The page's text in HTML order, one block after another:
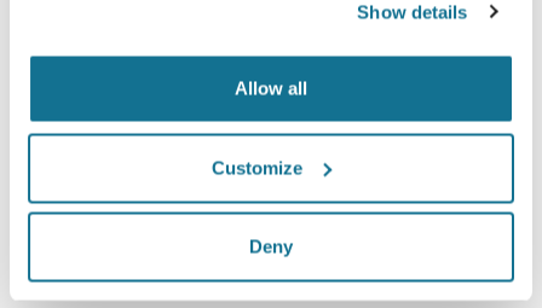
Show details
Allow all
Customize
Deny
nhân đưa ra lựa chọn đúng đắn.
Hài lòng
100% phụ nữ nói rằng họ đã hài hòng hoặc rất
hài lòng với phẫu thuật của mình sau khi nhìn
ảnh mô phỏng 3D Crisalix trước phẫu thuật.*